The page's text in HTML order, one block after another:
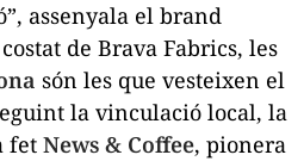
assenyala el brand
de Brava Fabrics, les
són les que vesteixen el
la vinculació local, la
fet News & Coffee, pionera